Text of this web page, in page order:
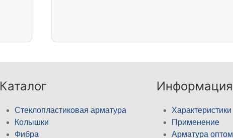
Каталог
Стеклопластиковая арматура
Колышки
Фибра
Информация
Характеристики
Применение
Арматура оптом